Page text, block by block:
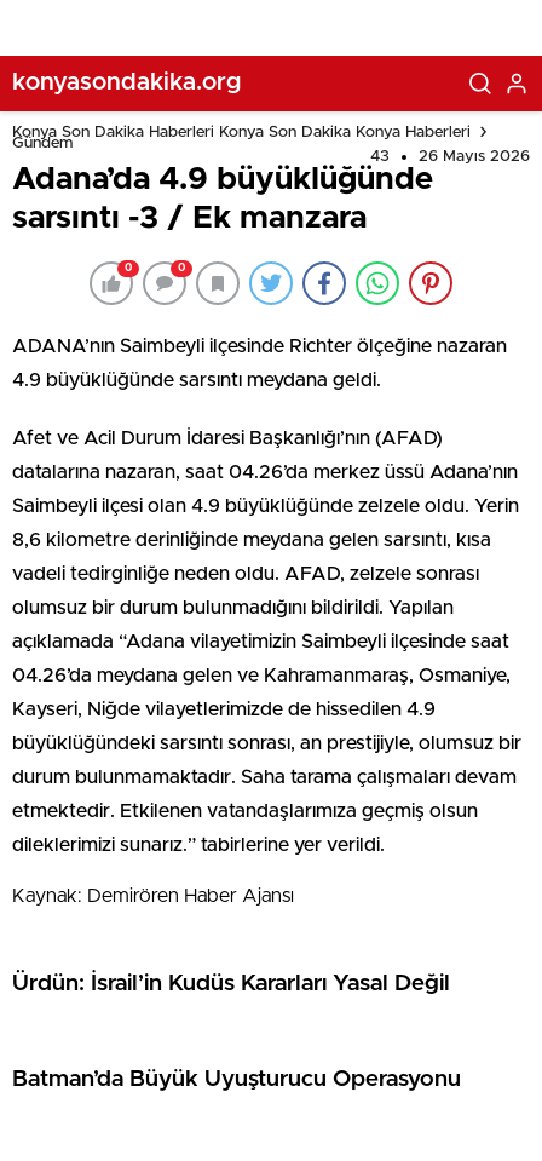
konyasondakika.org
Konya Son Dakika Haberleri Konya Son Dakika Konya Haberleri
Gündem
43
26 Mayıs 2026
Adana’da 4.9 büyüklüğünde
sarsıntı -3 / Ek manzara
0 0
ADANA’nın Saimbeyli ilçesinde Richter ölçeğine nazaran
4.9 büyüklüğünde sarsıntı meydana geldi.
Afet ve Acil Durum İdaresi Başkanlığı’nın (AFAD)
datalarına nazaran, saat 04.26’da merkez üssü Adana’nın
Saimbeyli ilçesi olan 4.9 büyüklüğünde zelzele oldu. Yerin
8,6 kilometre derinliğinde meydana gelen sarsıntı, kısa
vadeli tedirginliğe neden oldu. AFAD, zelzele sonrası
olumsuz bir durum bulunmadığını bildirildi. Yapılan
açıklamada “Adana vilayetimizin Saimbeyli ilçesinde saat
04.26’da meydana gelen ve Kahramanmaraş, Osmaniye,
Kayseri, Niğde vilayetlerimizde de hissedilen 4.9
büyüklüğündeki sarsıntı sonrası, an prestijiyle, olumsuz bir
durum bulunmamaktadır. Saha tarama çalışmaları devam
etmektedir. Etkilenen vatandaşlarımıza geçmiş olsun
dileklerimizi sunarız.” tabirlerine yer verildi.
Kaynak: Demirören Haber Ajansı
Ürdün: İsrail’in Kudüs Kararları Yasal Değil
Batman’da Büyük Uyuşturucu Operasyonu